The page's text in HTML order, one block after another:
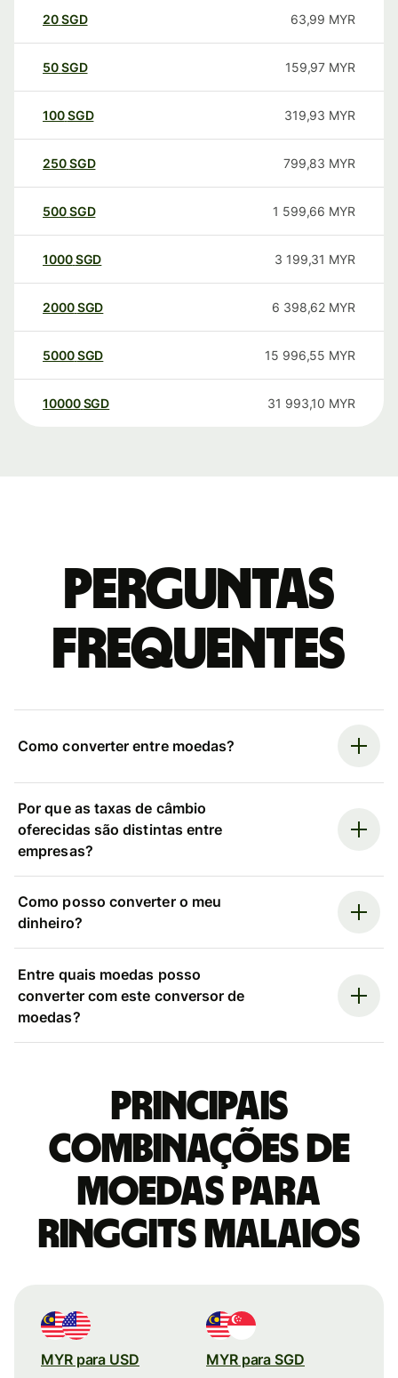
20SGD 63,99 MYR
50SGD 159,97 MYR
100SGD 319,93 MYR
250SGD 799,83 MYR
500SGD 1 599,66 MYR
1000SGD 3 199,31 MYR
2000SGD 6 398,62 MYR
5000SGD 15 996,55 MYR
10000 SGD 31 993,10 MYR
Perguntas
frequentes
Como converter entre moedas?
Por que as taxas de câmbio
oferecidas são distintas entre
empresas?
Como posso converter o meu
dinheiro?
Entre quais moedas posso
converter com este conversor de
moedas?
Principais
combinações de
moedas para
Ringgits malaios
MYR para USD MYR para SGD